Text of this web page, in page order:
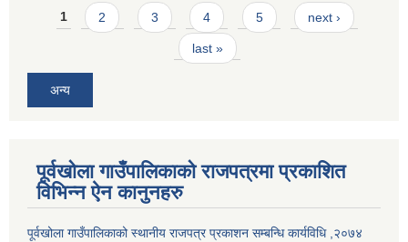
Pages
1 2 3 4 5 next ›
last »
अन्य
पूर्वखोला गाउँपालिकाको राजपत्रमा प्रकाशित
विभिन्न ऐन कानुनहरु
पूर्वखोला गाउँपालिकाको स्थानीय राजपत्र प्रकाशन सम्बन्धि कार्यविधि ,२०७४